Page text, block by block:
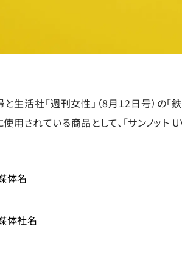
と生活社「週刊女性」（8月12日号）の
用されている商品として、「サンノット
体名
体社名